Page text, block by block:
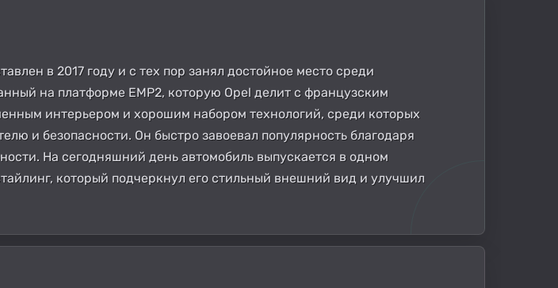
в 2017 году и с тех пор занял достойное место среди
на платформе EMP2, которую Opel делит с французским
интерьером и хорошим набором технологий, среди которых
и безопасности. Он быстро завоевал популярность благодаря
На сегодняшний день автомобиль выпускается в одном
который подчеркнул его стильный внешний вид и улучшил